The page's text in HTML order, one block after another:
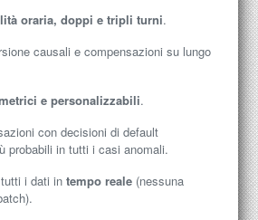
oraria, doppi e tripli turni.
causali e compensazioni su lungo
e personalizzabili.
con decisioni di default
probabili in tutti i casi anomali.
i dati in tempo reale(nessuna